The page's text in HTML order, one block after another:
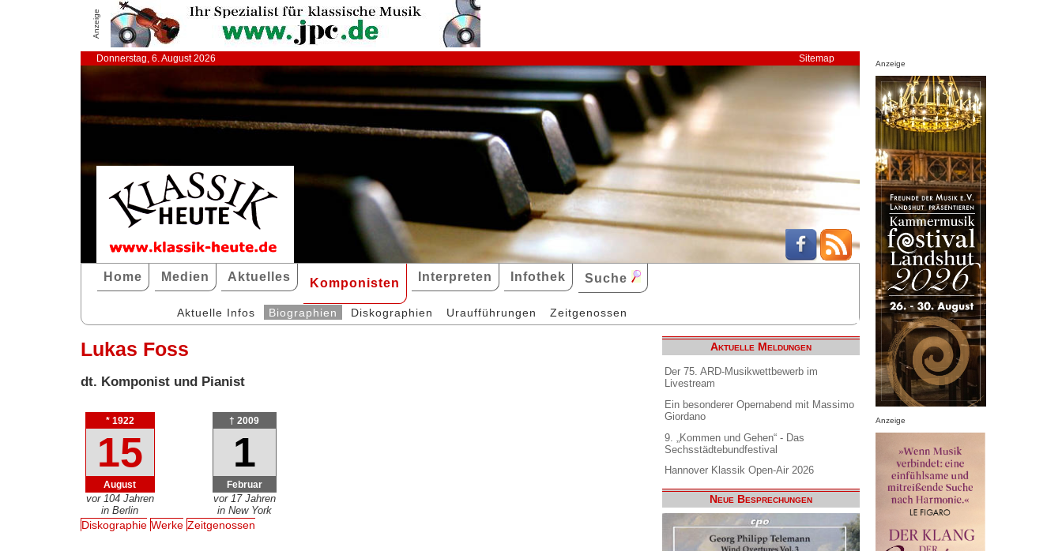
Anzeige
Donnerstag, 6. August 2026 Sitemap
Home Medien Aktuelles Komponisten Interpreten Infothek Suche
Aktuelle Infos Biographien Diskographien Uraufführungen Zeitgenossen
Lukas Foss
dt. Komponist und Pianist
* 1922
15
August
vor 104 Jahren
in Berlin
† 2009
1
Februar
vor 17 Jahren
in New York
Diskographie Werke Zeitgenossen
Aktuelle Meldungen
Der 75. ARD-Musikwettbewerb im
Livestream
Ein besonderer Opernabend mit Massimo
Giordano
9. „Kommen und Gehen“ - Das
Sechsstädtebundfestival
Hannover Klassik Open-Air 2026
Neue Besprechungen
Anzeige
Anzeige